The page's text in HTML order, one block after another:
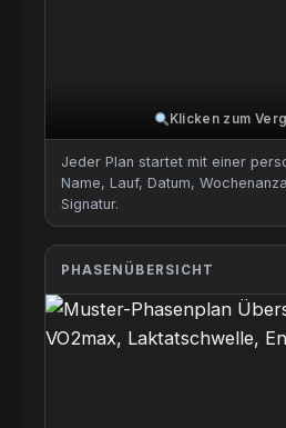
Klicken zum
Jeder Plan startet mit einer
Name, Lauf, Datum,
Signatur.
PHASENÜBERSICHT